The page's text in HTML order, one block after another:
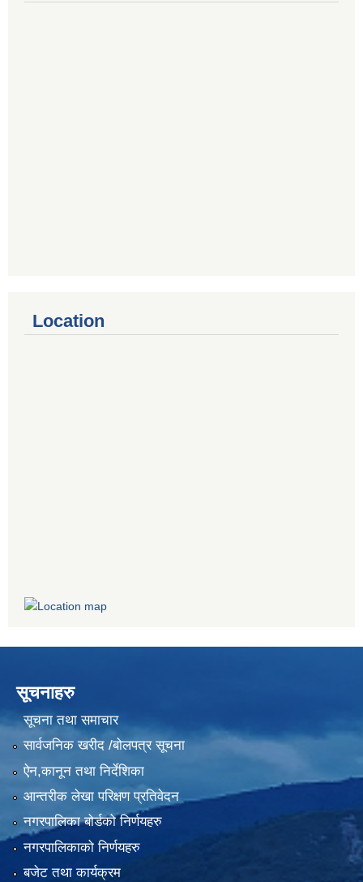
Location
सूचनाहरु
सूचना तथा समाचार
सार्वजनिक खरीद /बोलपत्र सूचना
ऐन,कानून तथा निर्देशिका
आन्तरीक लेखा परिक्षण प्रतिवेदन
नगरपालिका बोर्डको निर्णयहरु
नगरपालिकाको निर्णयहरु
बजेट तथा कार्यक्रम